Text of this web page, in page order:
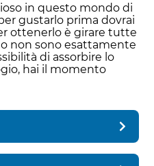
in questo mondo di
gustarlo prima dovrai
ottenerlo è girare tutte
non sono esattamente
di assorbire lo
hai il momento